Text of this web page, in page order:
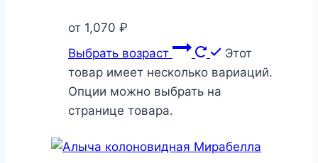
от 1,070 ₽
Выбрать возраст
Этот
товар имеет несколько вариаций.
Опции можно выбрать на
странице товара.